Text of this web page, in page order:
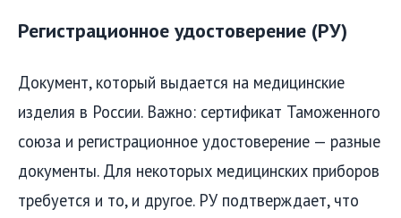
Регистрационное удостоверение (РУ)
Документ, который выдается на медицинские
изделия в России. Важно: сертификат Таможенного
союза и регистрационное удостоверение — разные
документы. Для некоторых медицинских приборов
требуется и то, и другое. РУ подтверждает, что